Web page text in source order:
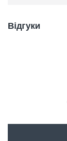
Відгуки